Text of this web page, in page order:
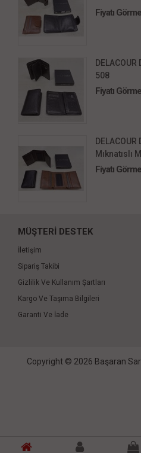
Fiyatı
508
Fiyatı
Mıknatıslı
Fiyatı
MÜŞTERİ DESTEK
İletişim
Sipariş Takibi
Gizlilik Ve Kullanım Şartları
Kargo Ve Taşıma Bilgileri
Garanti Ve İade
Copyright © 2026 Başaran